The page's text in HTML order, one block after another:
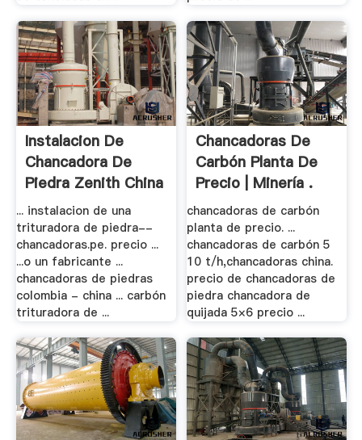
Instalacion De
Chancadora De
Piedra Zenith China
... instalacion de una
trituradora de piedra--
chancadoras.pe. precio ...
...o un fabricante ...
chancadoras de piedras
colombia - china ... carbón
trituradora de ...
Chancadoras De
Carbón Planta De
Precio | Minería .
chancadoras de carbón
planta de precio. ...
chancadoras de carbón 5
10 t/h,chancadoras china.
precio de chancadoras de
piedra chancadora de
quijada 5×6 precio ...